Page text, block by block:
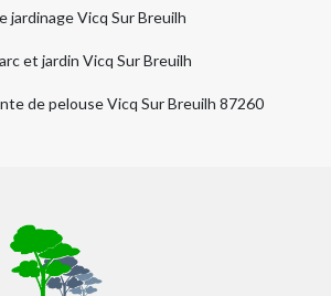
jardinage Vicq Sur Breuilh
et jardin Vicq Sur Breuilh
de pelouse Vicq Sur Breuilh 87260